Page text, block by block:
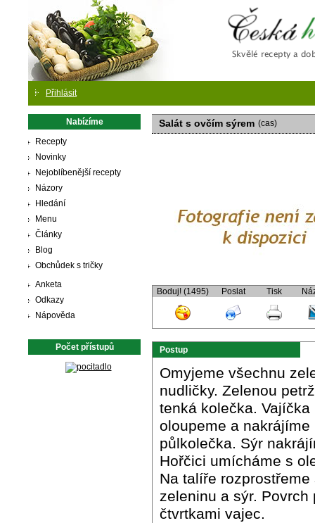
Přihlásit
Nabízíme
Recepty
Novinky
Nejoblíbenější recepty
Názory
Hledání
Menu
Články
Blog
Obchůdek s tričky
Anketa
Odkazy
Nápověda
Počet přístupů
Salát s ovčím sýrem (cas)
Boduj! (1495) Poslat Tisk
Postup
Omyjeme všechnu
nudličky. Zelenou
tenká kolečka.
oloupeme a
půlkolečka. Sýr
Hořčici umícháme s
Na talíře
zeleninu a sýr.
čtvrtkami vajec.